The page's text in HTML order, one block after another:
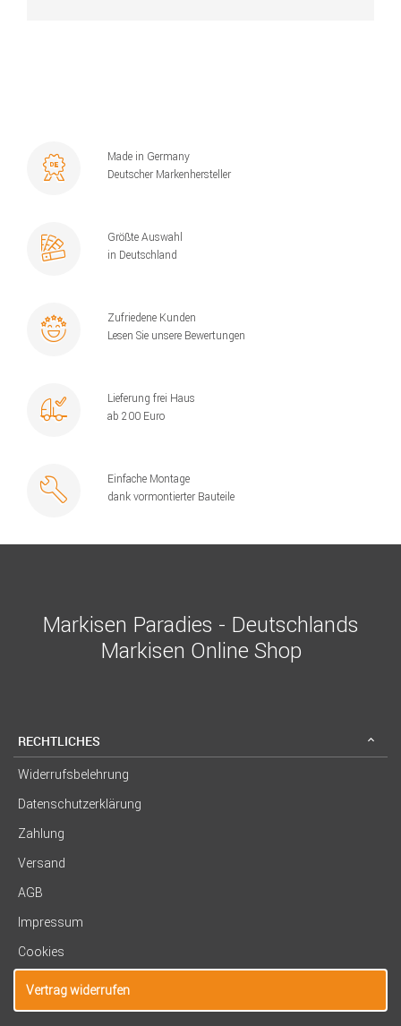
Made in Germany
Deutscher Markenhersteller
Größte Auswahl
in Deutschland
Zufriedene Kunden
Lesen Sie unsere Bewertungen
Lieferung frei Haus
ab 200 Euro
Einfache Montage
dank vormontierter Bauteile
Markisen Paradies - Deutschlands
Markisen Online Shop
RECHTLICHES
Widerrufsbelehrung
Datenschutzerklärung
Zahlung
Versand
AGB
Impressum
Cookies
Vertrag widerrufen